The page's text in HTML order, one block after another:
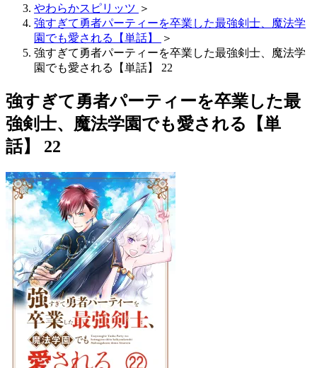
やわらかスピリッツ ＞
強すぎて勇者パーティーを卒業した最強剣士、魔法学
園でも愛される【単話】
＞
強すぎて勇者パーティーを卒業した最強剣士、魔法学
園でも愛される【単話】 22
強すぎて勇者パーティーを卒業した最
強剣士、魔法学園でも愛される【単
話】 22